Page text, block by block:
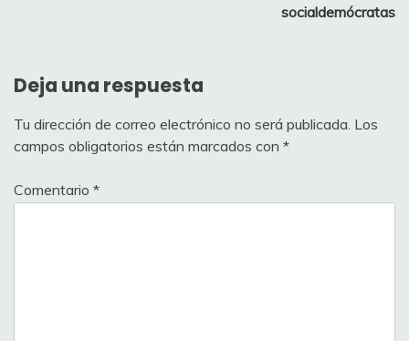
socialdemócratas
Deja una respuesta
Tu dirección de correo electrónico no será publicada. Los
campos obligatorios están marcados con *
Comentario *